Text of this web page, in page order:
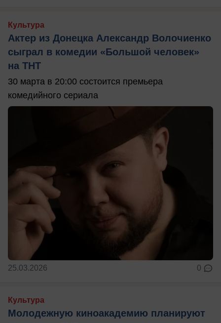
Культура
Актер из Донецка Александр Волочиенко
сыграл в комедии «Большой человек»
на ТНТ
30 марта в 20:00 состоится премьера
комедийного сериала
25.03.2026 0
Культура
Молодежную киноакадемию планируют